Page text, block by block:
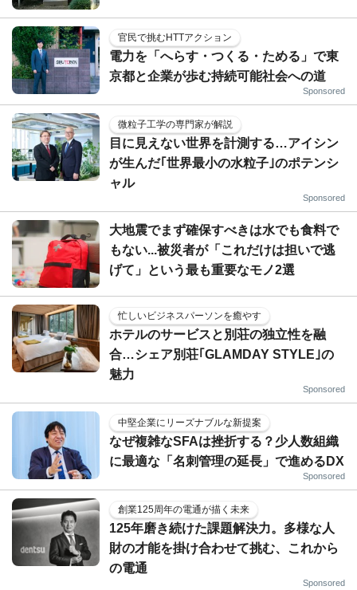
官民で挑むHTTアクション
電力を「へらす・つくる・ためる」で東
京都と企業が歩む持続可能社会への道
Sponsored
微粒子工学の専門家が解説
目に見えない世界を計測する…アイシン
が生んだ｢世界最小の水粒子｣のポテンシ
ャル
Sponsored
大地震でまず確保すべきは水でも食料で
もない...被災者が「これだけは担いで逃
げて」という最も重要なモノ2選
忙しいビジネスパーソンを癒やす
ホテルのサービスと別荘の独立性を融
合…シェア別荘｢GLAMDAY STYLE｣の
魅力
Sponsored
中堅企業にリーズナブルな新提案
なぜ複雑なSFAは挫折する？少人数組織
に最適な「名刺管理の延長」で進めるDX
Sponsored
創業125周年の電通が描く未来
125年磨き続けた課題解決力。多様な人
財の才能を掛け合わせて挑む、これから
の電通
Sponsored